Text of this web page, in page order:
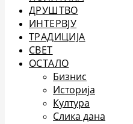
ДРУШТВО
ИНТЕРВЈУ
ТРАДИЦИЈА
СВЕТ
ОСТАЛО
Бизнис
Историја
Култура
Слика дана